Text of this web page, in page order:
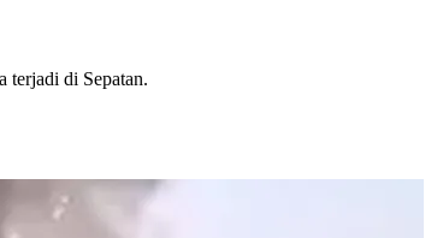
terjadi di Sepatan.